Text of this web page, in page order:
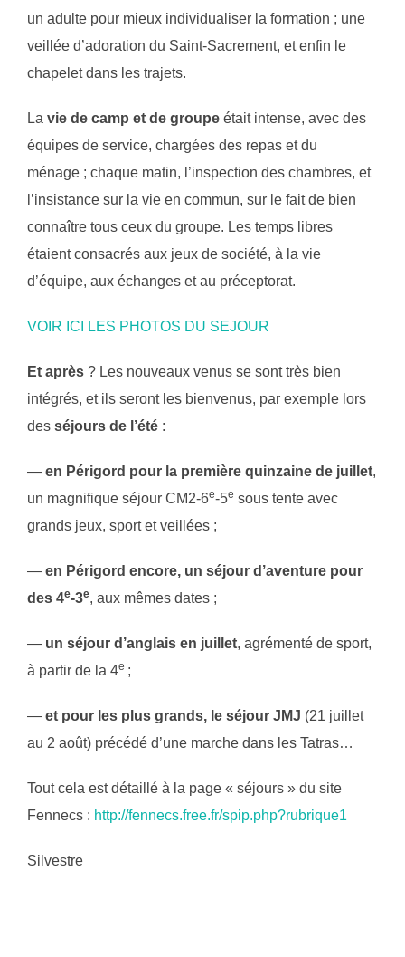
un adulte pour mieux individualiser la formation ; une
veillée d’adoration du Saint-Sacrement, et enfin le
chapelet dans les trajets.
La vie de camp et de groupe était intense, avec des
équipes de service, chargées des repas et du
ménage ; chaque matin, l’inspection des chambres, et
l’insistance sur la vie en commun, sur le fait de bien
connaître tous ceux du groupe. Les temps libres
étaient consacrés aux jeux de société, à la vie
d’équipe, aux échanges et au préceptorat.
VOIR ICI LES PHOTOS DU SEJOUR
Et après ? Les nouveaux venus se sont très bien
intégrés, et ils seront les bienvenus, par exemple lors
des séjours de l’été :
— en Périgord pour la première quinzaine de juillet,
un magnifique séjour CM2-6e-5e sous tente avec
grands jeux, sport et veillées ;
— en Périgord encore, un séjour d’aventure pour
des 4e-3e, aux mêmes dates ;
— un séjour d’anglais en juillet, agrémenté de sport,
à partir de la 4e ;
— et pour les plus grands, le séjour JMJ (21 juillet
au 2 août) précédé d’une marche dans les Tatras…
Tout cela est détaillé à la page « séjours » du site
Fennecs : http://fennecs.free.fr/spip.php?rubrique1
Silvestre